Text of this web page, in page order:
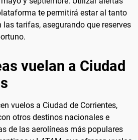
te permitirá estar al tanto
tarifas, asegurando que reserves
vuelan a Ciudad
vuelos a Ciudad de Corrientes,
otros destinos nacionales e
de las aerolíneas más populares